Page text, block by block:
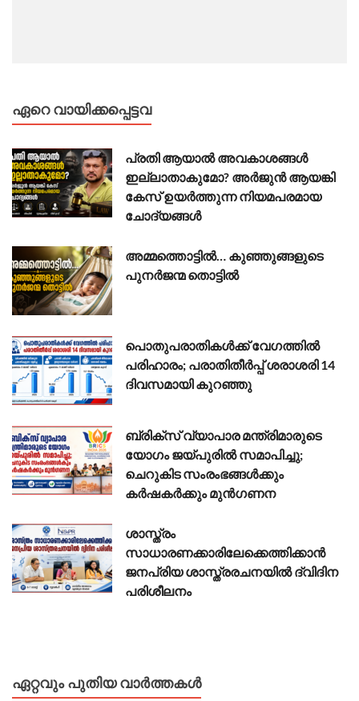
ഏറെ വായിക്കപ്പെട്ടവ
പ്രതി ആയാൽ അവകാശങ്ങൾ
ഇല്ലാതാകുമോ? അർജുൻ ആയങ്കി
കേസ് ഉയർത്തുന്ന നിയമപരമായ
ചോദ്യങ്ങൾ
അമ്മത്തൊട്ടിൽ… കുഞ്ഞുങ്ങളുടെ
പുനർജന്മ തൊട്ടിൽ
പൊതുപരാതികൾക്ക് വേഗത്തിൽ
പരിഹാരം; പരാതിതീർപ്പ് ശരാശരി 14
ദിവസമായി കുറഞ്ഞു
ബ്രിക്സ് വ്യാപാര മന്ത്രിമാരുടെ
യോഗം ജയ്പുരിൽ സമാപിച്ചു;
ചെറുകിട സംരംഭങ്ങൾക്കും
കർഷകർക്കും മുൻഗണന
ശാസ്ത്രം
സാധാരണക്കാരിലേക്കെത്തിക്കാൻ
ജനപ്രിയ ശാസ്ത്രരചനയിൽ ദ്വിദിന
പരിശീലനം
ഏറ്റവും പുതിയ വാർത്തകൾ